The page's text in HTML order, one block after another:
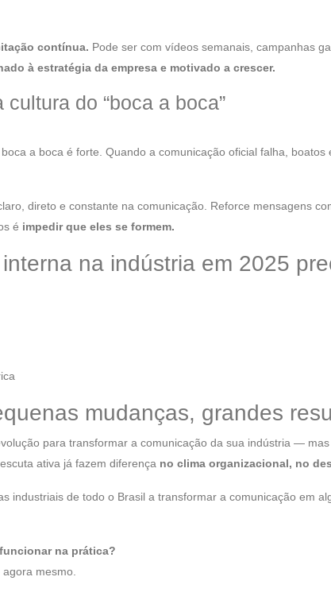
contínua. Pode ser com vídeos semanais, campanhas
à estratégia da empresa e motivado a crescer.
cultura do “boca a boca”
a boca é forte. Quando a comunicação oficial falha, boatos
direto e constante na comunicação. Reforce mensagens
é impedir que eles se formem.
na indústria em 2025
mudanças, grandes
para transformar a comunicação da sua indústria — mas
ativa já fazem diferença no clima organizacional, no
industriais de todo o Brasil a transformar a comunicação em
na prática?
mesmo.